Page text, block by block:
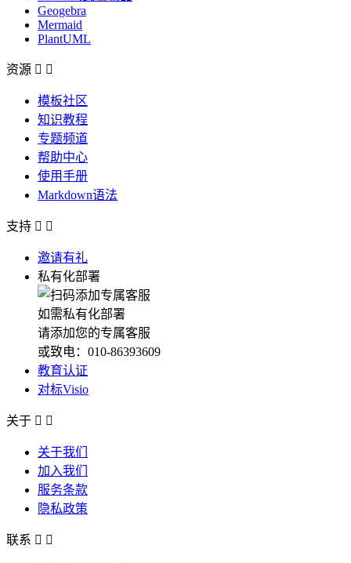
Geogebra
Mermaid
PlantUML
资源  
模板社区
知识教程
专题频道
帮助中心
使用手册
Markdown语法
支持  
邀请有礼
私有化部署
如需私有化部署
请添加您的专属客服
或致电：010-86393609
教育认证
对标Visio
关于  
关于我们
加入我们
服务条款
隐私政策
联系  